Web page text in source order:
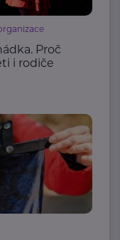
Proč
i rodiče